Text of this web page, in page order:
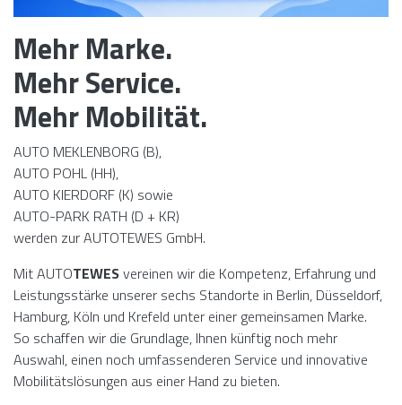
Mehr Marke.
Mehr Service.
Mehr Mobilität.
AUTO MEKLENBORG (B),
AUTO POHL (HH),
AUTO KIERDORF (K) sowie
AUTO-PARK RATH (D + KR)
werden zur AUTOTEWES GmbH.
Mit AUTOTEWESvereinen wir die Kompetenz, Erfahrung und
Leistungsstärke unserer sechs Standorte in Berlin, Düsseldorf,
Hamburg, Köln und Krefeld unter einer gemeinsamen Marke.
So schaffen wir die Grundlage, Ihnen künftig noch mehr
Auswahl, einen noch umfassenderen Service und innovative
Mobilitätslösungen aus einer Hand zu bieten.